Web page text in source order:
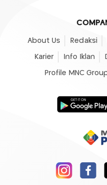
About Us Redaksi
Karier Info Iklan
Profile MNC